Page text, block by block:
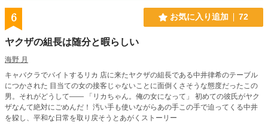
6 お気に入り追加 72
ヤクザの組長は随分と暇らしい
海野 月
キャバクラでバイトするリカ 店に来たヤクザの組長である中井律希のテーブル
につかされた 目当ての女の接客じゃないことに面倒くさそうな態度だったこの
男。それがどうして―― 「リカちゃん。俺の女になって」 初めての彼氏がヤク
ザなんて絶対にごめんだ！ 汚い手も使いながらあの手この手で迫ってくる中井
を躱し、平和な日常を取り戻そうとあがくストーリー